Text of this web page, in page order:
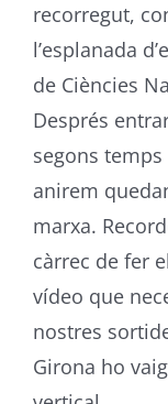
recorregut,
l’esplanada
de Ciències
Després
segons
anirem
marxa.
càrrec de fer
vídeo que
nostres
Girona ho